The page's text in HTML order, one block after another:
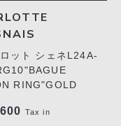
ット シェネL24A-
RING"GOLD
Tax in